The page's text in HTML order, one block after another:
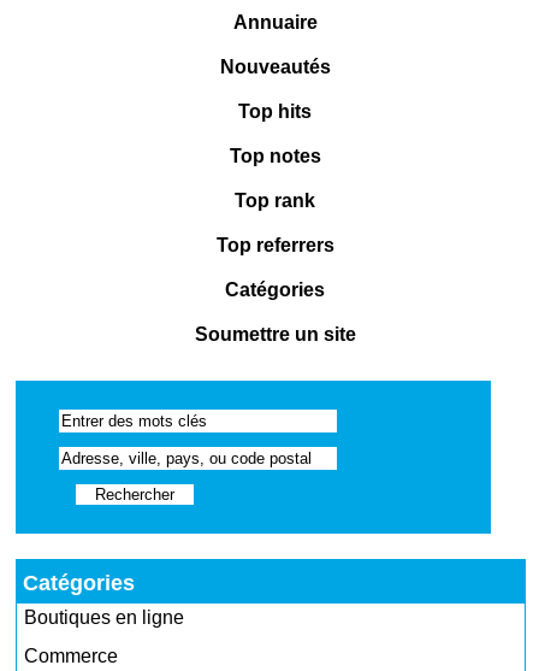
Annuaire
Nouveautés
Top hits
Top notes
Top rank
Top referrers
Catégories
Soumettre un site
Catégories
Boutiques en ligne
Commerce